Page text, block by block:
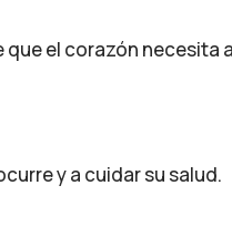
que el corazón necesita
y a cuidar su salud.